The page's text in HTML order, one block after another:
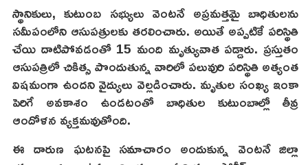
స్థానికులు, కుటుంబ సభ్యులు వెంటనే అప్రమత్తమై బాధితులను
సమీపంలోని ఆసుపత్రులకు తరలించారు. అయితే అప్పటికే పరిస్థితి
చేయి దాటిపోవడంతో 15 మంది మృత్యువాత పడ్డారు. ప్రస్తుతం
ఆసుపత్రిలో చికిత్స పొందుతున్న వారిలో పలువురి పరిస్థితి అత్యంత
విషమంగా ఉందని వైద్యులు వెల్లడించారు. మృతుల సంఖ్య ఇంకా
పెరిగే అవకాశం ఉండటంతో బాధితుల కుటుంబాల్లో తీవ్ర
ఆందోళన వ్యక్తమవుతోంది.
ఈ దారుణ ఘటనపై సమాచారం అందుకున్న వెంటనే జిల్లా